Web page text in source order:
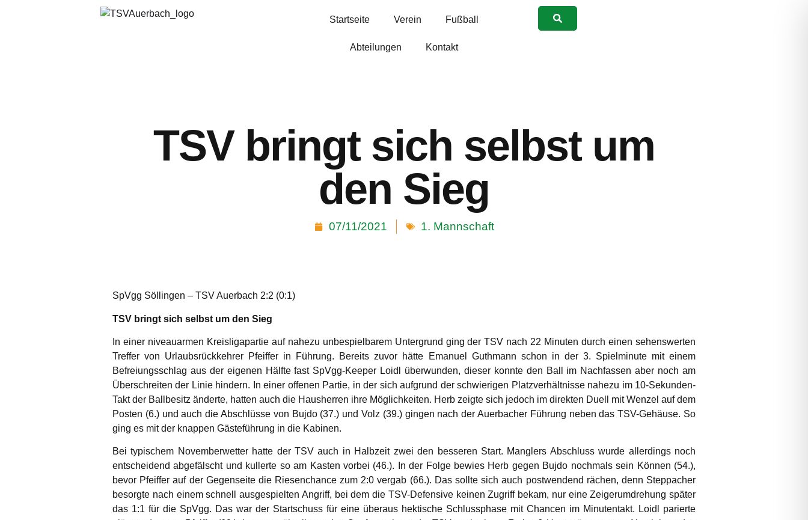
Startseite Verein Fußball
Abteilungen Kontakt
Suchen
TSV bringt sich selbst um
den Sieg
07/11/2021 1. Mannschaft
SpVgg Söllingen – TSV Auerbach 2:2 (0:1)
TSV bringt sich selbst um den Sieg
In einer niveauarmen Kreisligapartie auf nahezu unbespielbarem Untergrund ging der TSV nach 22 Minuten durch einen sehenswerten
Treffer von Urlaubsrückkehrer Pfeiffer in Führung. Bereits zuvor hätte Emanuel Guthmann schon in der 3. Spielminute mit einem
Befreiungsschlag aus der eigenen Hälfte fast SpVgg-Keeper Loidl überwunden, dieser konnte den Ball im Nachfassen aber noch am
Überschreiten der Linie hindern. In einer offenen Partie, in der sich aufgrund der schwierigen Platzverhältnisse nahezu im 10-Sekunden-
Takt der Ballbesitz änderte, hatten auch die Hausherren ihre Möglichkeiten. Herb zeigte sich jedoch im direkten Duell mit Wenzel auf dem
Posten (6.) und auch die Abschlüsse von Bujdo (37.) und Volz (39.) gingen nach der Auerbacher Führung neben das TSV-Gehäuse. So
ging es mit der knappen Gästeführung in die Kabinen.
Bei typischem Novemberwetter hatte der TSV auch in Halbzeit zwei den besseren Start. Manglers Abschluss wurde allerdings noch
entscheidend abgefälscht und kullerte so am Kasten vorbei (46.). In der Folge bewies Herb gegen Bujdo nochmals sein Können (54.),
bevor Pfeiffer auf der Gegenseite die Riesenchance zum 2:0 vergab (66.). Das sollte sich auch postwendend rächen, denn Steppacher
besorgte nach einem schnell ausgespielten Angriff, bei dem die TSV-Defensive keinen Zugriff bekam, nur eine Zeigerumdrehung später
das 1:1 für die SpVgg. Das war der Startschuss für eine überaus hektische Schlussphase mit Chancen im Minutentakt. Loidl parierte